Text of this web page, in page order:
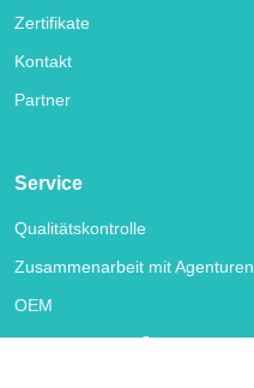
Zertifikate
Kontakt
Partner
Service
Qualitätskontrolle
Zusammenarbeit mit Agenturen
OEM
Online-Support